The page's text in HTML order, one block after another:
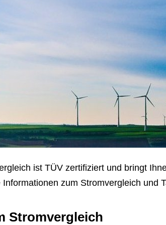
ist TÜV zertifiziert und bringt
zum Stromvergleich und
Stromvergleich